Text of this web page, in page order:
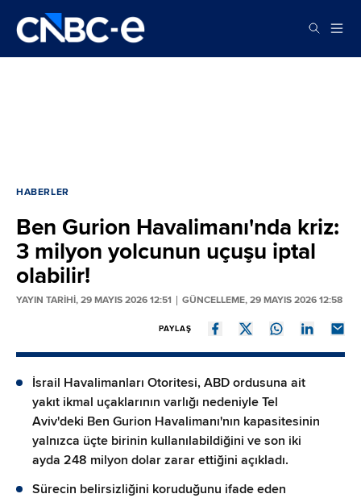
HABERLER
Ben Gurion Havalimanı'nda kriz:
3 milyon yolcunun uçuşu iptal
olabilir!
YAYIN TARİHİ, 29 MAYIS 2026 12:51 GÜNCELLEME, 29 MAYIS 2026 12:58
PAYLAŞ
İsrail Havalimanları Otoritesi, ABD ordusuna ait
yakıt ikmal uçaklarının varlığı nedeniyle Tel
Aviv'deki Ben Gurion Havalimanı'nın kapasitesinin
yalnızca üçte birinin kullanılabildiğini ve son iki
ayda 248 milyon dolar zarar ettiğini açıkladı.
Sürecin belirsizliğini koruduğunu ifade eden